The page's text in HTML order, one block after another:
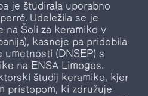
je študirala uporabno
Udeležila se je
na Šoli za keramiko v
kasneje pa pridobila
umetnosti (DNSEP) s
na ENSA Limoges.
študij keramike, kjer
pristopom, ki združuje